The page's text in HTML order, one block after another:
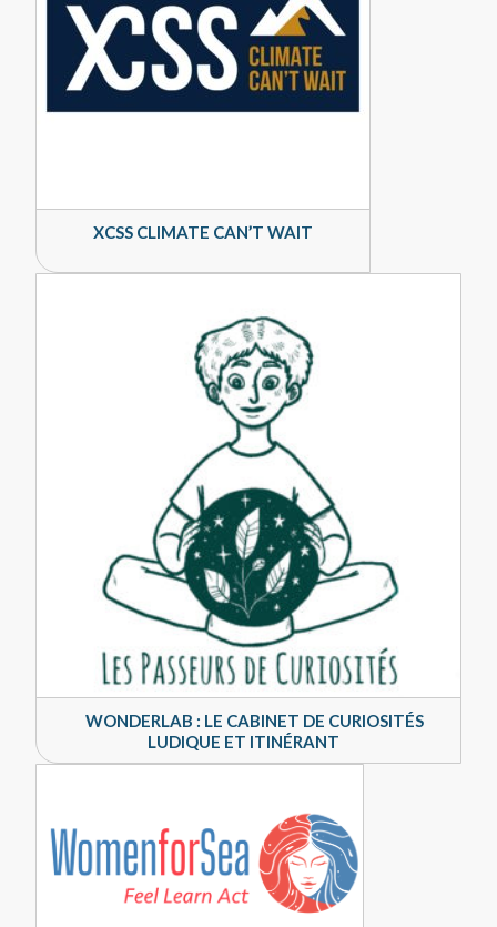
XCSS CLIMATE CAN’T WAIT
WONDERLAB : LE CABINET DE CURIOSITÉS
LUDIQUE ET ITINÉRANT